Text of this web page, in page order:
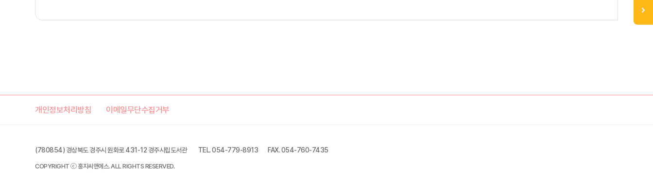
개인정보처리방침 이메일무단수집거부
(780854) 경상북도 경주시 원화로 431-12 경주시립도서관 TEL. 054-779-8913 FAX. 054-760-7435
COPYRIGHT ⓒ 홍지씨앤에스. ALL RIGHTS RESERVED.